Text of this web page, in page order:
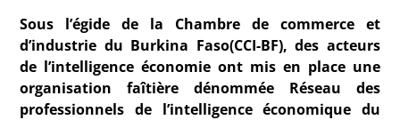
Sous l’égide de la Chambre de commerce et
d’industrie du Burkina Faso(CCI-BF), des acteurs
de l’intelligence économie ont mis en place une
organisation faîtière dénommée Réseau des
professionnels de l’intelligence économique du